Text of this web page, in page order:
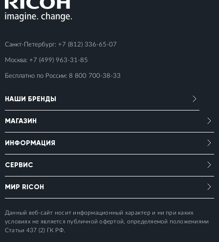
Санкт-Петербург: +7 (812) 336-65-07
Москва: +7 (499) 963-31-85
Бесплатно по России: 8 800 700-38-33
НАШИ БРЕНДЫ
МАГАЗИН
ИНФОРМАЦИЯ
СЕРВИС
МИР RICOH
Данный веб-сайт носит информационный характер и ни при каких
условиях не является публичной офертой, определяемой положениями
Статьи 437 (2) ГК РФ.